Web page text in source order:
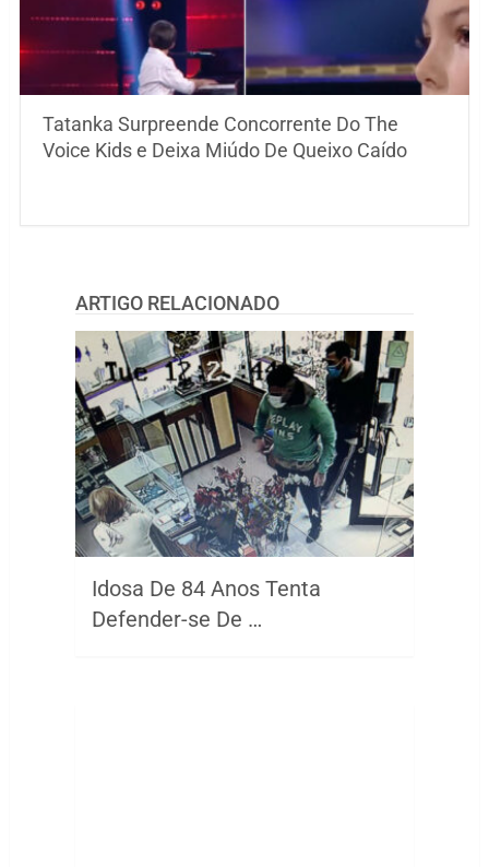
Tatanka Surpreende Concorrente Do The
Voice Kids e Deixa Miúdo De Queixo Caído
ARTIGO RELACIONADO
Idosa De 84 Anos Tenta
Defender-se De …